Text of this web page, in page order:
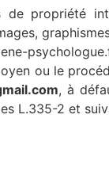
propriété
ou le
, à
L.335-2 et